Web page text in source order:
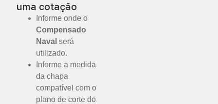
uma cotação
Informe onde o
Compensado
Naval será
utilizado.
Informe a medida
da chapa
compatível com o
plano de corte do